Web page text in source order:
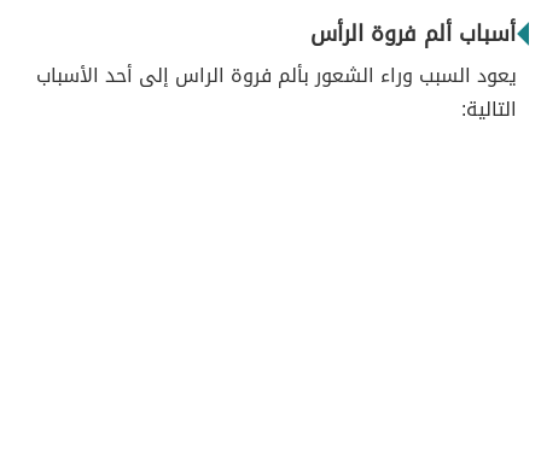
أسباب ألم فروة الرأس
يعود السبب وراء الشعور بألم فروة الراس إلى أحد الأسباب
التالية: